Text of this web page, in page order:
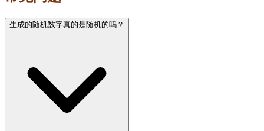
生成的随机数字真的是随机的吗？